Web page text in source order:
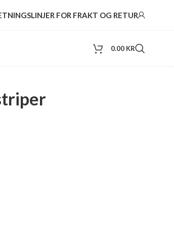
FOR FRAKT OG RETUR
0.00 KR